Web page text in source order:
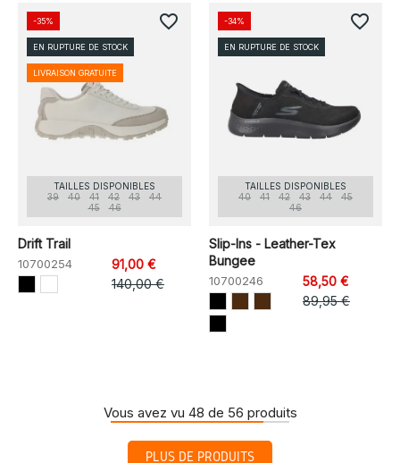
TAILLES DISPONIBLES
39
40 41 42 43
44
45
46
Drift Trail
10700254
91,00 €
140,00 €
-35%
EN RUPTURE DE STOCK
LIVRAISON GRATUITE
favorite_border
TAILLES DISPONIBLES
40
41 42 43 44
45
46
Slip-Ins - Leather-Tex
Bungee
10700246
58,50 €
89,95 €
-34%
EN RUPTURE DE STOCK
favorite_border
Vous avez vu 48 de 56 produits
PLUS DE PRODUITS